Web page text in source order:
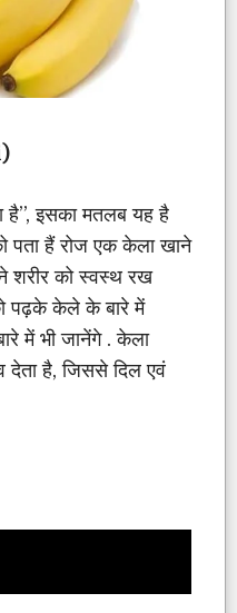
है”, इसका मतलब यह है
पता हैं रोज एक केला खाने
शरीर को स्वस्थ रख
पढ़के केले के बारे में
में भी जानेंगे . केला
देता है, जिससे दिल एवं